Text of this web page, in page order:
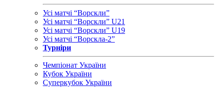
Усі матчі “Ворскли”
Усі матчі “Ворскли” U21
Усі матчі “Ворскли” U19
Усі матчі “Ворскла-2”
Турніри
Чемпіонат України
Кубок України
Суперкубок України